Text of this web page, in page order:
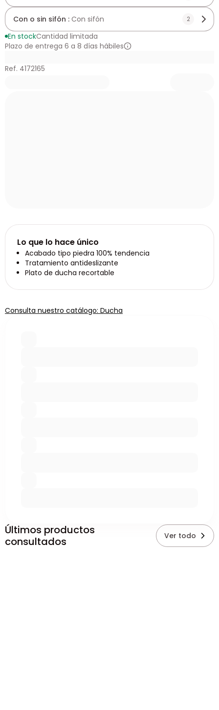
Con o sin sifón : Con sifón 2
En stockCantidad limitada
Plazo de entrega 6 a 8 días hábiles
Ref. 4172165
Lo que lo hace único
Acabado tipo piedra 100% tendencia
Tratamiento antideslizante
Plato de ducha recortable
Consulta nuestro catálogo: Ducha
Últimos productos
consultados
Ver todo